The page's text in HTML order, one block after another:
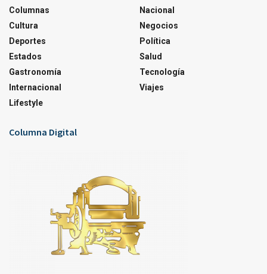
Columnas
Cultura
Deportes
Estados
Gastronomía
Internacional
Lifestyle
Nacional
Negocios
Política
Salud
Tecnología
Viajes
Columna Digital